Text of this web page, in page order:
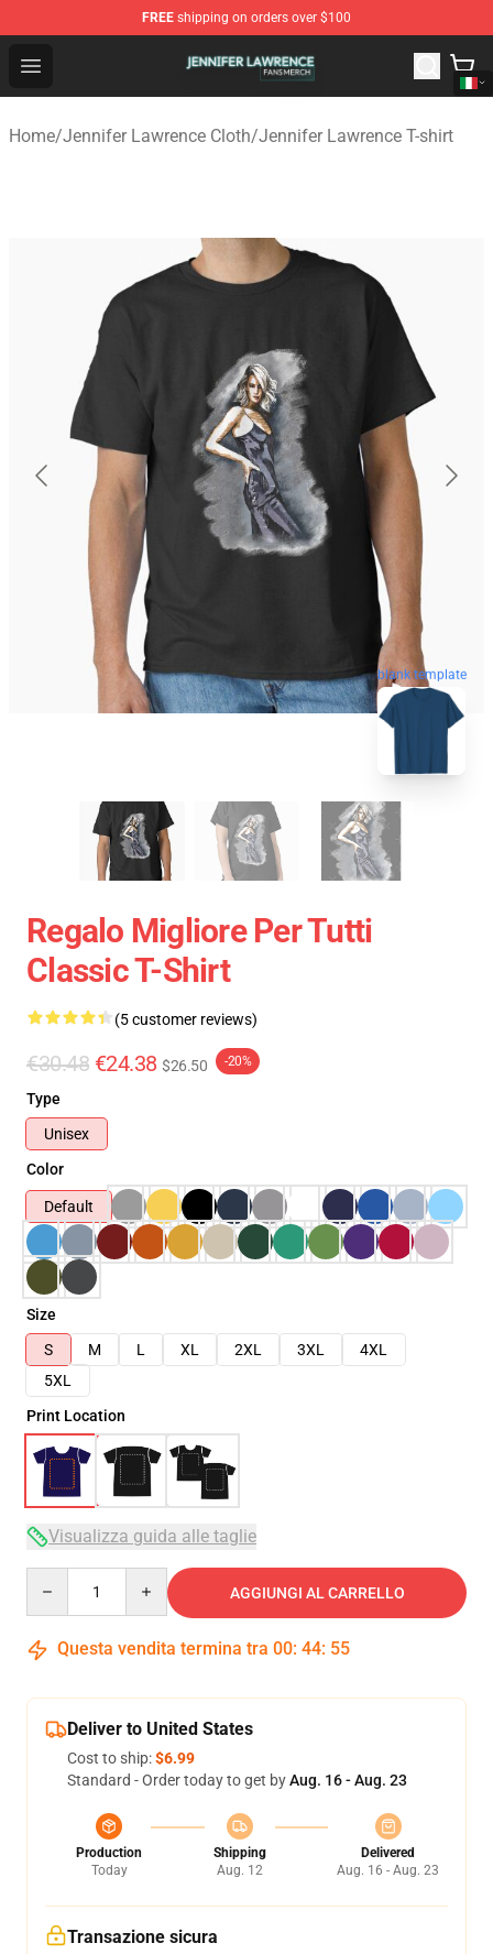
FREE shipping on orders over $100
Open menu
Jennifer Lawrence Shop - Official Jennifer Lawrence
Home/Jennifer Lawrence Cloth/Jennifer Lawrence T-shirt
blank template
Regalo Migliore Per Tutti
Classic T-Shirt
(5 customer reviews)
€30.48 €24.38 $26.50 -20%
Type
Unisex
Color
Default
Size
S
M L XL 2XL 3XL
4XL
5XL
Print Location
Visualizza guida alle taglie
AGGIUNGI AL CARRELLO
Questa vendita termina tra 00: 44: 54
Deliver to United States
Cost to ship:$6.99
Standard - Order today to get byAug. 16 - Aug. 23
Production
Today
Shipping
Aug. 12
Delivered
Aug. 16 - Aug. 23
Transazione sicura